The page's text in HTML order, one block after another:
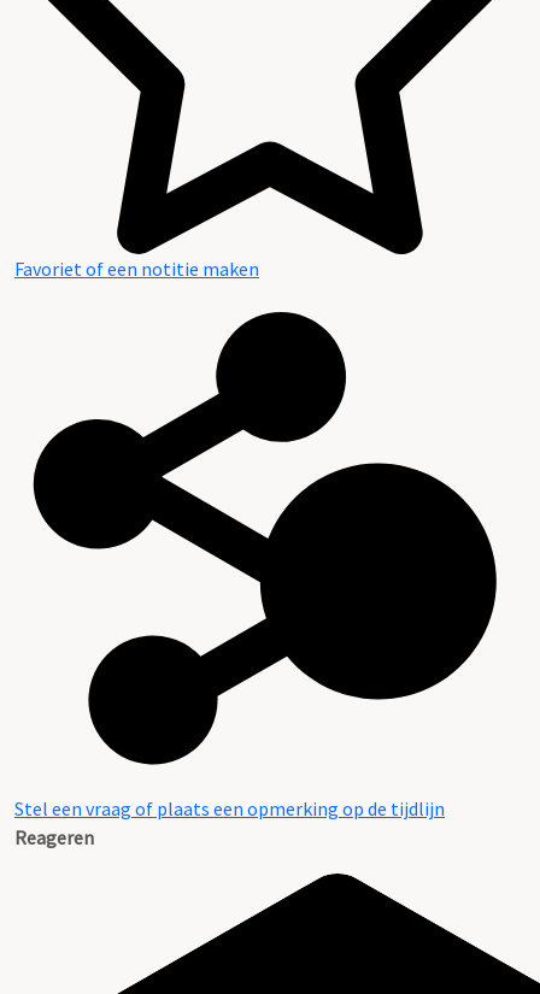
Favoriet of een notitie maken
Stel een vraag of plaats een opmerking op de tijdlijn
Reageren